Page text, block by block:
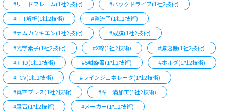
#リードフレーム(1社2技術)
#バックドライブ(1社2技術)
#FFT解析(1社2技術)
#整流子(1社2技術)
#ナムカウキエン(1社2技術)
#成膜(1社2技術)
#光学素子(1社2技術)
#X線(1社2技術)
#減速機(1社2技術)
#RFID(1社2技術)
#5軸旋盤(1社2技術)
#ホルダ(1社2技術)
#FCV(1社2技術)
#ラインジェネレータ(1社2技術)
#真空プレス(1社2技術)
#キー溝加工(1社2技術)
#騒音(1社2技術)
#メーカー(1社2技術)